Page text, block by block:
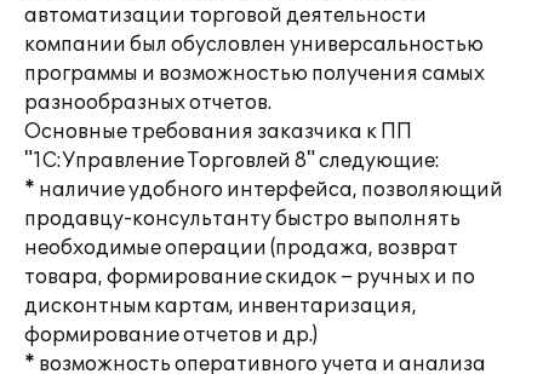
автоматизации торговой деятельности
компании был обусловлен универсальностью
программы и возможностью получения самых
разнообразных отчетов.
Основные требования заказчика к ПП
"1С:Управление Торговлей 8" следующие:
* наличие удобного интерфейса, позволяющий
продавцу-консультанту быстро выполнять
необходимые операции (продажа, возврат
товара, формирование скидок – ручных и по
дисконтным картам, инвентаризация,
формирование отчетов и др.)
* возможность оперативного учета и анализа